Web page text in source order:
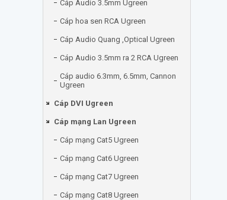
Cáp Audio 3.5mm Ugreen
Cáp hoa sen RCA Ugreen
Cáp Audio Quang ,Optical Ugreen
Cáp Audio 3.5mm ra 2 RCA Ugreen
Cáp audio 6.3mm, 6.5mm, Cannon
Ugreen
Cáp DVI Ugreen
Cáp mạng Lan Ugreen
Cáp mạng Cat5 Ugreen
Cáp mạng Cat6 Ugreen
Cáp mạng Cat7 Ugreen
Cáp mạng Cat8 Ugreen